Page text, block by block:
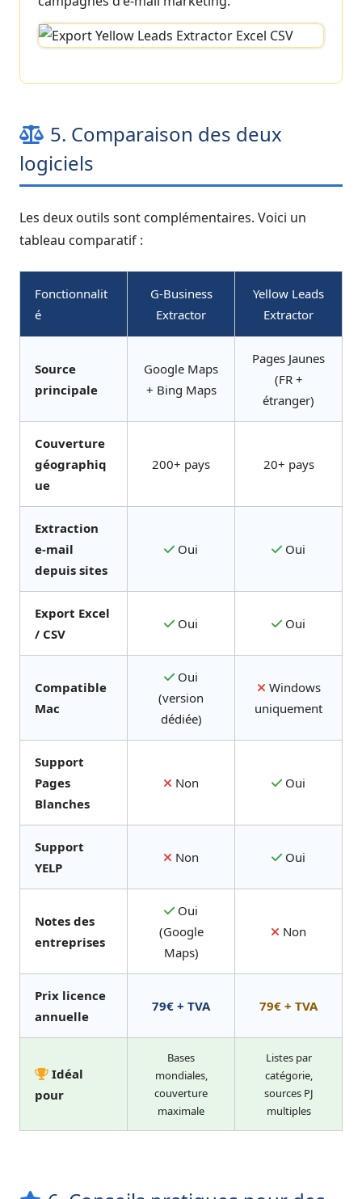
5. Comparaison des deux
logiciels
Les deux outils sont complémentaires. Voici un
tableau comparatif :
Fonctionnalit
é
G-Business
Extractor
Yellow Leads
Extractor
Source
principale
Google Maps
+ Bing Maps
Pages Jaunes
(FR +
étranger)
Couverture
géographiq
ue
200+ pays 20+ pays
Extraction
e-mail
depuis sites
Oui Oui
Export Excel
/ CSV
Oui Oui
Compatible
Mac
Oui
(version
dédiée)
Windows
uniquement
Support
Pages
Blanches
Non Oui
Support
YELP
Non Oui
Notes des
entreprises
Oui
(Google
Maps)
Non
Prix licence
annuelle
79€ + TVA 79€ + TVA
Idéal
pour
Bases
mondiales,
couverture
maximale
Listes par
catégorie,
sources PJ
multiples